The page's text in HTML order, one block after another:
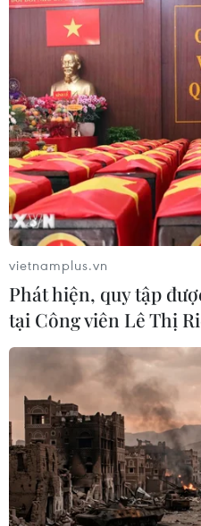
TIN CÙNG CHUYÊN
Hơn 800 vận động viên
Trung Quốc giao lưu tại
10/08/2026 15:54
vietnamplus.vn
Phát hiện, quy tập
tại Công viên Lê Thị